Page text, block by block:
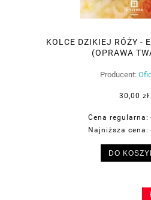
KOLCE DZIKIEJ RÓŻY -
(OPRAWA
Producent:
30,00 zł
Cena regularna:
Najniższa cena:
DO